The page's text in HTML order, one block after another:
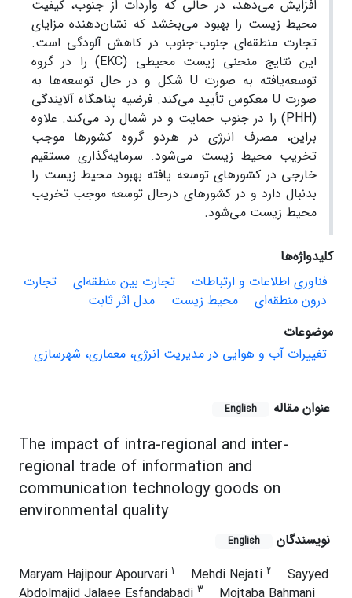
افزایش می‌دهد، در حالی که واردات از جنوب، کیفیت
محیط زیست را بهبود می‌بخشد که نشان‌دهنده مزایای
تجارت منطقه‌ای جنوب-جنوب در کاهش آلودگی است.
این نتایج منحنی زیست محیطی (EKC) را در گروه
توسعه‌یافته به صورت U شکل و در حال توسعه‌ها به
صورت U معکوس تأیید می‌کند. فرضیه پناهگاه آلایندگی
(PHH) را در جنوب حمایت و در شمال رد می‌کند. علاوه
براین، مصرف انرژی در هردو گروه کشورها موجب
تخریب محیط زیست می‌شود. سرمایه‌گذاری مستقیم
خارجی در کشورهای توسعه یافته بهبود محیط زیست را
بدنبال دارد و در کشورهای درحال توسعه موجب تخریب
محیط زیست می‌شود.
کلیدواژه‌ها
فناوری اطلاعات و ارتباطات
تجارت بین منطقه‌ای
تجارت
درون منطقه‌ای
محیط زیست
مدل اثر ثابت
موضوعات
تغییرات آب و هوایی در مدیریت انرژی، معماری، شهرسازی
عنوان مقاله English
The impact of intra-regional and inter-
regional trade of information and
communication technology goods on
environmental quality
نویسندگان English
Maryam Hajipour Apourvari 1 Mehdi Nejati 2
Sayyed
Abdolmajid Jalaee Esfandabadi 3 Mojtaba Bahmani